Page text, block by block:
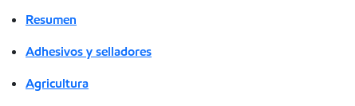
Resumen
Adhesivos y selladores
Agricultura